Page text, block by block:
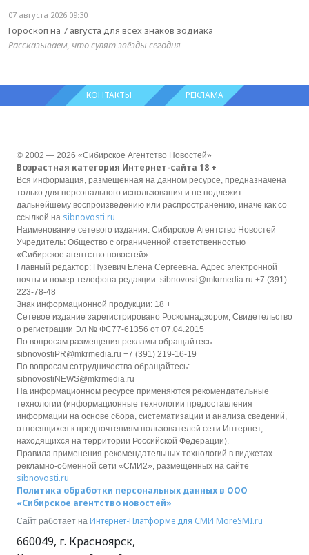
07 августа 2026 09:30
Гороскоп на 7 августа для всех знаков зодиака
Рассказываем, что сулят звёзды сегодня
КОНТАКТЫ РЕКЛАМА
© 2002 — 2026 «Сибирское Агентство Новостей»
Возрастная категория Интернет-сайта 18 +
Вся информация, размещенная на данном ресурсе, предназначена
только для персонального использования и не подлежит
дальнейшему воспроизведению или распространению, иначе как со
ссылкой на sibnovosti.ru.
Наименование сетевого издания: Сибирское Агентство Новостей
Учредитель: Общество с ограниченной ответственностью
«Сибирское агентство новостей»
Главный редактор: Пузевич Елена Сергеевна. Адрес электронной
почты и номер телефона редакции: sibnovosti@mkrmedia.ru +7 (391)
223-78-48
Знак информационной продукции: 18 +
Сетевое издание зарегистрировано Роскомнадзором, Свидетельство
о регистрации Эл № ФС77-61356 от 07.04.2015
По вопросам размещения рекламы обращайтесь:
sibnovostiPR@mkrmedia.ru +7 (391) 219-16-19
По вопросам сотрудничества обращайтесь:
sibnovostiNEWS@mkrmedia.ru
На информационном ресурсе применяются рекомендательные
технологии (информационные технологии предоставления
информации на основе сбора, систематизации и анализа сведений,
относящихся к предпочтениям пользователей сети Интернет,
находящихся на территории Российской Федерации).
Правила применения рекомендательных технологий в виджетах
рекламно-обменной сети «СМИ2», размещенных на сайте
sibnovosti.ru
Политика обработки персональных данных в ООО
«Сибирское агентство новостей»
Сайт работает на Интернет-Платформе для СМИ MoreSMI.ru
660049, г. Красноярск,